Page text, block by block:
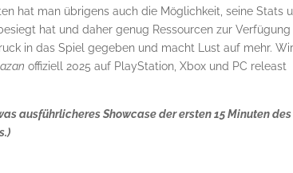
hat man übrigens auch die Möglichkeit, seine Stats
hat und daher genug Ressourcen zur Verfügung
in das Spiel gegeben und macht Lust auf mehr. Wir
offiziell 2025 auf PlayStation, Xbox und PC releast
ausführlicheres Showcase der ersten 15 Minuten des